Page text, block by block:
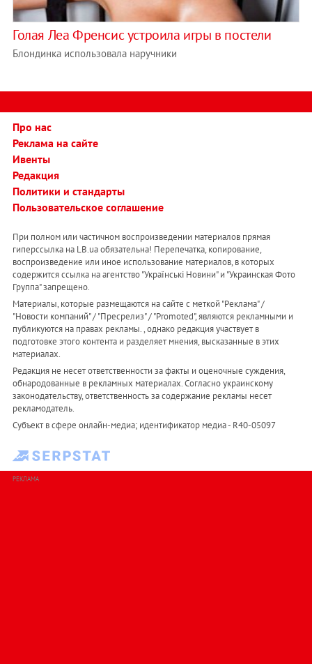
Голая Леа Френсис устроила игры в постели
Блондинка использовала наручники
Про нас
Реклама на сайте
Ивенты
Редакция
Политики и стандарты
Пользовательское соглашение
При полном или частичном воспроизведении материалов прямая
гиперссылка на LB.ua обязательна! Перепечатка, копирование,
воспроизведение или иное использование материалов, в которых
содержится ссылка на агентство "Українськi Новини" и "Украинская Фото
Группа" запрещено.
Материалы, которые размещаются на сайте с меткой "Реклама" /
"Новости компаний" / "Пресрелиз" / "Promoted", являются рекламными и
публикуются на правах рекламы. , однако редакция участвует в
подготовке этого контента и разделяет мнения, высказанные в этих
материалах.
Редакция не несет ответственности за факты и оценочные суждения,
обнародованные в рекламных материалах. Согласно украинскому
законодательству, ответственность за содержание рекламы несет
рекламодатель.
Субъект в сфере онлайн-медиа; идентификатор медиа - R40-05097
РЕКЛАМА